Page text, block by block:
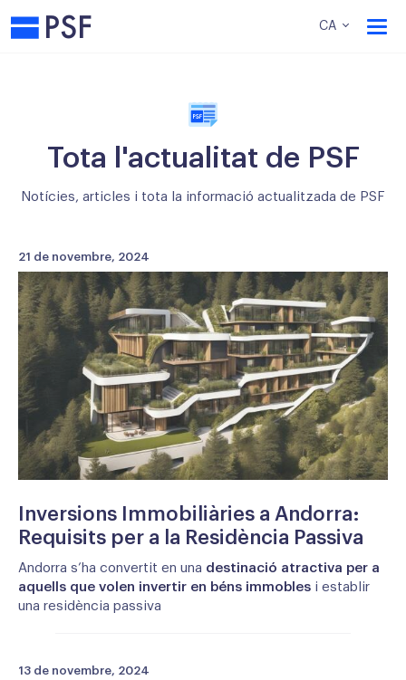
PSF CA
Tota l'actualitat de PSF
Notícies, articles i tota la informació actualitzada de PSF
Inversions Immobiliàries a Andorra:
Requisits per a la Residència Passiva
Andorra s’ha convertit en una destinació atractiva per a
aquells que volen invertir en béns immobles i establir
una residència passiva
21 de novembre, 2024
13 de novembre, 2024